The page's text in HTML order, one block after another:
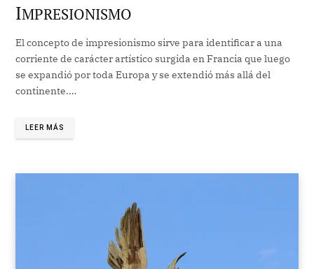
IMPRESIONISMO
El concepto de impresionismo sirve para identificar a una
corriente de carácter artístico surgida en Francia que luego
se expandió por toda Europa y se extendió más allá del
continente.…
LEER MÁS